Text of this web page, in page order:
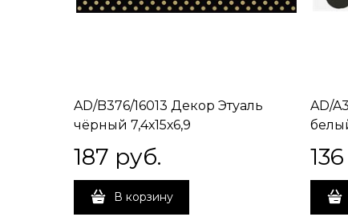
AD/B376/16013 Декор Этуаль
чёрный 7,4х15х6,9
187 руб.
В корзину
AD/
136